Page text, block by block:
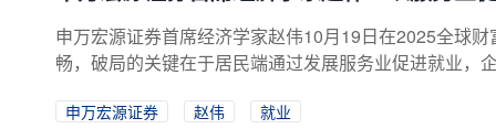
申万宏源证券首席经济学家赵伟10月19日在2025全球
畅，破局的关键在于居民端通过发展服务业促进就业，
申万宏源证券 赵伟
就业